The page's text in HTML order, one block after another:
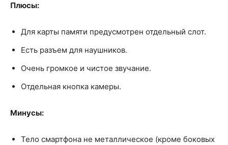
Плюсы:
Для карты памяти предусмотрен отдельный слот.
Есть разъем для наушников.
Очень громкое и чистое звучание.
Отдельная кнопка камеры.
Минусы:
Тело смартфона не металлическое (кроме боковых